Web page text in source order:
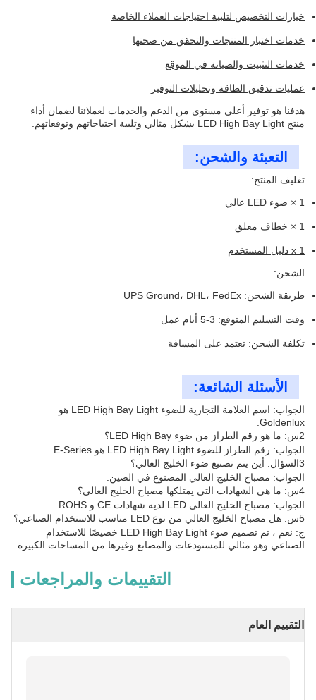
خيارات التخصيص لتلبية احتياجات العملاء الخاصة
خدمات اختبار المنتجات والتحقق من صحتها
خدمات التثبيت والصيانة في الموقع
عمليات تدقيق الطاقة وتحليلات التوفير
هدفنا هو توفير أعلى مستوى من الدعم والخدمات لعملائنا لضمان أداء
منتج LED High Bay Light بشكل مثالي وتلبية احتياجاتهم وتوقعاتهم.
التعبئة والشحن:
تغليف المنتج:
1 × ضوء LED عالي
1 × خطاف معلق
1 x دليل المستخدم
الشحن:
طريقة الشحن: UPS Ground، DHL، FedEx
وقت التسليم المتوقع: 3-5 أيام عمل
تكلفة الشحن: تعتمد على المسافة
الأسئلة الشائعة:
الجواب: اسم العلامة التجارية للضوء LED High Bay Light هو
Goldenlux.
2س: ما هو رقم الطراز من ضوء LED High Bay؟
الجواب: رقم الطراز للضوء LED High Bay Light هو E-Series.
3السؤال: أين يتم تصنيع ضوء الخليج العالي؟
الجواب: مصباح الخليج العالي المصنوع في الصين.
4س: ما هي الشهادات التي يمتلكها مصباح الخليج العالي؟
الجواب: مصباح الخليج العالي LED لديه شهادات CE و ROHS.
5س: هل مصباح الخليج العالي من نوع LED مناسب للاستخدام الصناعي؟
ج: نعم ، تم تصميم ضوء LED High Bay Light خصيصًا للاستخدام
الصناعي وهو مثالي للمستودعات والمصانع وغيرها من المساحات الكبيرة.
التقييمات والمراجعات
التقييم العام